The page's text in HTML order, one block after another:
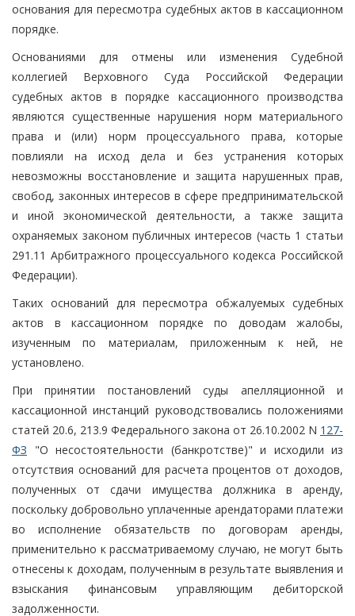
основания для пересмотра судебных актов в кассационном
порядке.
Основаниями для отмены или изменения Судебной
коллегией Верховного Суда Российской Федерации
судебных актов в порядке кассационного производства
являются существенные нарушения норм материального
права и (или) норм процессуального права, которые
повлияли на исход дела и без устранения которых
невозможны восстановление и защита нарушенных прав,
свобод, законных интересов в сфере предпринимательской
и иной экономической деятельности, а также защита
охраняемых законом публичных интересов (часть 1 статьи
291.11 Арбитражного процессуального кодекса Российской
Федерации).
Таких оснований для пересмотра обжалуемых судебных
актов в кассационном порядке по доводам жалобы,
изученным по материалам, приложенным к ней, не
установлено.
При принятии постановлений суды апелляционной и
кассационной инстанций руководствовались положениями
статей 20.6, 213.9 Федерального закона от 26.10.2002 N 127-
ФЗ "О несостоятельности (банкротстве)" и исходили из
отсутствия оснований для расчета процентов от доходов,
полученных от сдачи имущества должника в аренду,
поскольку добровольно уплаченные арендаторами платежи
во исполнение обязательств по договорам аренды,
применительно к рассматриваемому случаю, не могут быть
отнесены к доходам, полученным в результате выявления и
взыскания финансовым управляющим дебиторской
задолженности.